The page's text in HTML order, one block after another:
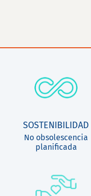
SOSTENIBILIDAD
No obsolescencia
planificada